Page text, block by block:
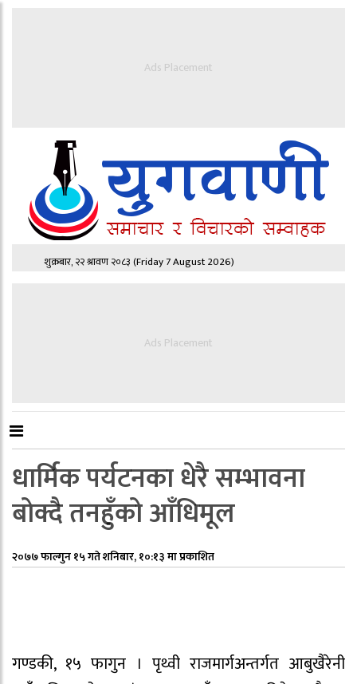
Ads Placement
शुक्रबार, २२ श्रावण २०८३(Friday 7 August 2026)
Ads Placement
धार्मिक पर्यटनका धेरै सम्भावना
बोक्दै तनहुँको आँधिमूल
२०७७ फाल्गुन १५ गते शनिबार, १०:१३ मा प्रकाशित
गण्डकी, १५ फागुन । पृथ्वी राजमार्गअन्तर्गत आबुखैरेनी